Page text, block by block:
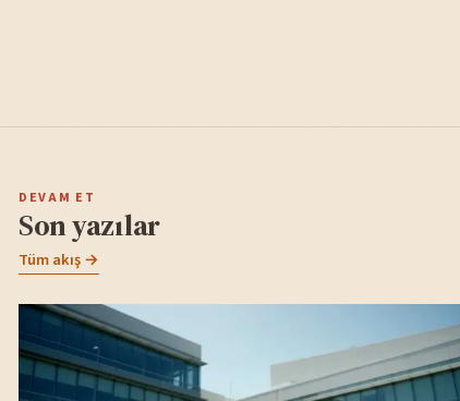
DEVAM ET
Son yazılar
Tüm akış →